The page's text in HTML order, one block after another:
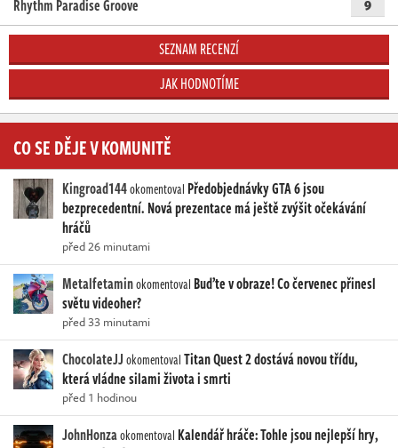
Rhythm Paradise Groove 9
SEZNAM RECENZÍ
JAK HODNOTÍME
CO SE DĚJE V KOMUNITĚ
Kingroad144okomentoval Předobjednávky GTA 6 jsou
bezprecedentní. Nová prezentace má ještě zvýšit očekávání
hráčů
před 26 minutami
Metalfetaminokomentoval Buďte v obraze! Co červenec přinesl
světu videoher?
před 33 minutami
ChocolateJJokomentovalTitan Quest 2 dostává novou třídu,
která vládne silami života i smrti
před 1 hodinou
JohnHonzaokomentoval Kalendář hráče: Tohle jsou nejlepší hry,